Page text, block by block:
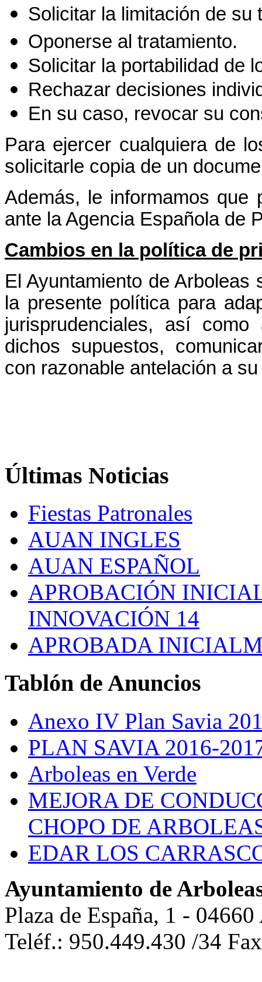
Solicitar la limitación de su
Oponerse al tratamiento.
Solicitar la portabilidad de
Rechazar decisiones
En su caso, revocar su
Para ejercer cualquiera de
solicitarle copia de un
Además, le informamos que
ante la Agencia Española de
Cambios en la política de
El Ayuntamiento de
la presente política para
jurisprudenciales, así
dichos supuestos,
con razonable antelación a
Últimas Noticias
Fiestas Patronales
AUAN INGLES
AUAN ESPAÑOL
APROBACIÓN
INNOVACIÓN 14
APROBADA
Tablón de Anuncios
Anexo IV Plan Savia
PLAN SAVIA 2016-
Arboleas en Verde
MEJORA DE
CHOPO DE
EDAR LOS
Ayuntamiento de
Plaza de España, 1 -
Teléf.: 950.449.430 /34